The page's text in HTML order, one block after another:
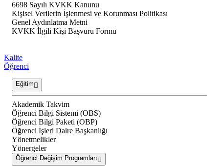
6698 Sayılı KVKK Kanunu
Kişisel Verilerin İşlenmesi ve Korunması Politikası
Genel Aydınlatma Metni
KVKK İlgili Kişi Başvuru Formu
Kalite
Öğrenci
Eğitim
Akademik Takvim
Öğrenci Bilgi Sistemi (OBS)
Öğrenci Bilgi Paketi (OBP)
Öğrenci İşleri Daire Başkanlığı
Yönetmelikler
Yönergeler
Öğrenci Değişim Programları